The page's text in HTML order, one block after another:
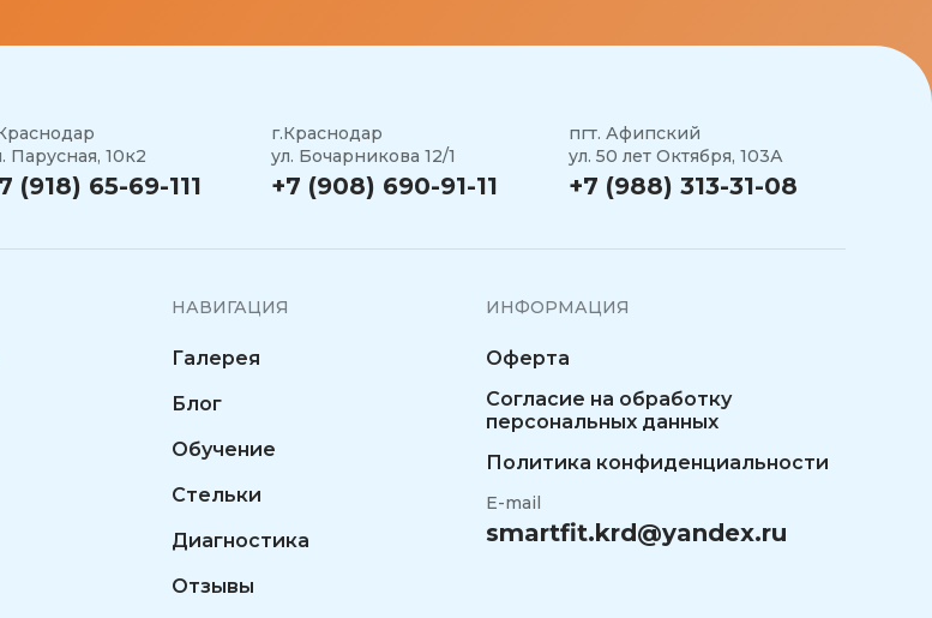
Парусная, 10к2
(918) 65-69-111
г.Краснодар
ул. Бочарникова 12/1
+7 (908) 690-91-11
пгт. Афипский
ул. 50 лет Октября, 103А
+7 (988) 313-31-08
НАВИГАЦИЯ
Галерея
Блог
Обучение
Стельки
Диагностика
Отзывы
ИНФОРМАЦИЯ
Оферта
Согласие на обработку
персональных данных
Политика конфиденциальности
E-mail
smartfit.krd@yandex.ru